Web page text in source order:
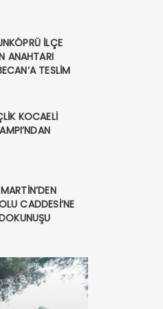
İLÇE
ANAHTARI
TESLİM
KOCAELİ
CADDESİ’NE